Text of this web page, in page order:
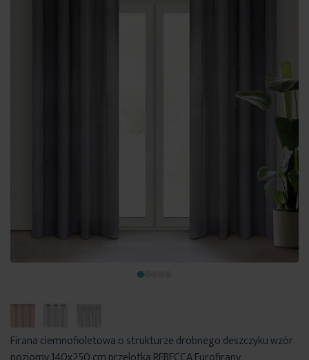
Firana ciemnofioletowa o strukturze drobnego deszczyku wzór